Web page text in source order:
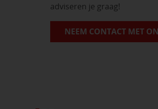
adviseren je graag!
NEEM CONTACT MET